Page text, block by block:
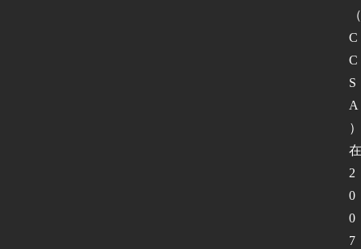
（
C
C
S
A
）
在
2
0
0
7